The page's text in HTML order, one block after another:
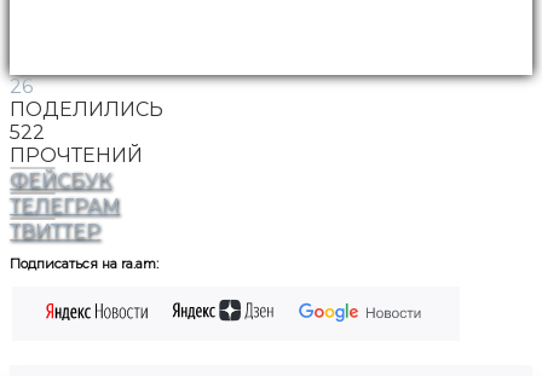
26
ПОДЕЛИЛИСЬ
522
ПРОЧТЕНИЙ
ФЕЙСБУК
ТЕЛЕГРАМ
ТВИТТЕР
Подписаться на ra.am: